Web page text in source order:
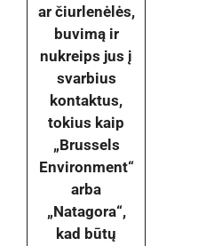
ar čiurlenėlės,
buvimą ir
nukreips jus į
svarbius
kontaktus,
tokius kaip
„Brussels
Environment“
arba
„Natagora“,
kad būtų